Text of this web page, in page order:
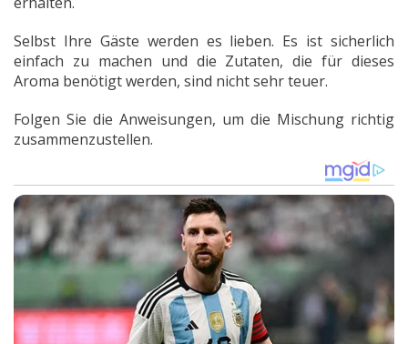
Selbst Ihre Gäste werden es lieben. Es ist sicherlich
einfach zu machen und die Zutaten, die für dieses
Aroma benötigt werden, sind nicht sehr teuer.
Folgen Sie die Anweisungen, um die Mischung richtig
zusammenzustellen.